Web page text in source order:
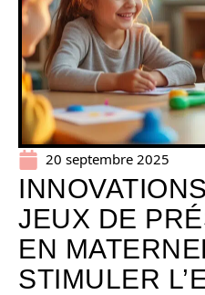
20 septembre 2025
JEUX DE
EN
STIMULER